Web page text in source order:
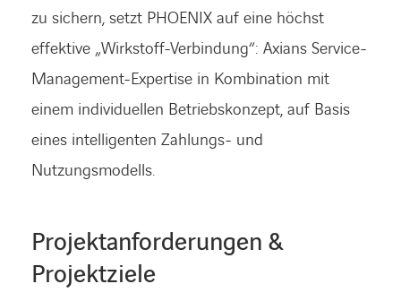
zu sichern, setzt PHOENIX auf eine höchst
effektive „Wirkstoff-Verbindung“: Axians Service-
Management-Expertise in Kombination mit
einem individuellen Betriebskonzept, auf Basis
eines intelligenten Zahlungs- und
Nutzungsmodells.
Projektanforderungen &
Projektziele